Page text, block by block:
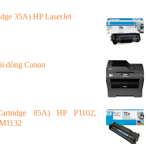
35A) HP LaserJet
dòng Canon
85A) HP P1102,